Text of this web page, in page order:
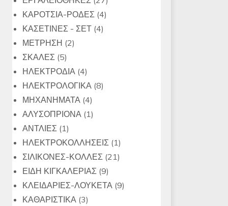
προϊόντα
ΚΑΡΟΤΣΙΑ-ΡΟΔΕΣ 44
ΚΑΣΕΤΙΝΕΣ - ΣΕΤ 44
ΜΕΤΡΗΣΗ 22
ΣΚΑΛΕΣ 55
προϊόντα
ΗΛΕΚΤΡΟΔΙΑ 44
προϊόντα
ΗΛΕΚΤΡΟΛΟΓΙΚΑ 88
ΜΗΧΑΝΗΜΑΤΑ 44
προϊόντα
ΑΛΥΣΟΠΡΙΟΝΑ 11
ΑΝΤΛΙΕΣ 11
προϊόν
ΗΛΕΚΤΡΟΚΟΛΛΗΣΕΙΣ 11
προϊόν
ΣΙΛΙΚΟΝΕΣ-ΚΟΛΛΕΣ 2121
ΕΙΔΗ ΚΙΓΚΑΛΕΡΙΑΣ 99
προϊόντα
ΚΛΕΙΔΑΡΙΕΣ-ΛΟΥΚΕΤΑ 99
ΚΑΘΑΡΙΣΤΙΚΑ 33